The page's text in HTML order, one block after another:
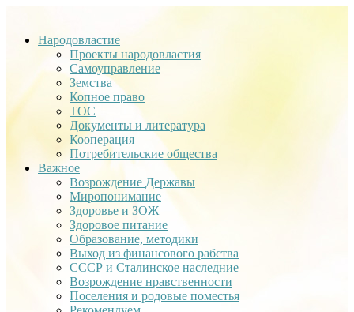
Народовластие
Проекты народовластия
Самоуправление
Земства
Копное право
ТОС
Документы и литература
Кооперация
Потребительские общества
Важное
Возрождение Державы
Миропонимание
Здоровье и ЗОЖ
Здоровое питание
Образование, методики
Выход из финансового рабства
СССР и Сталинское наследние
Возрождение нравственности
Поселения и родовые поместья